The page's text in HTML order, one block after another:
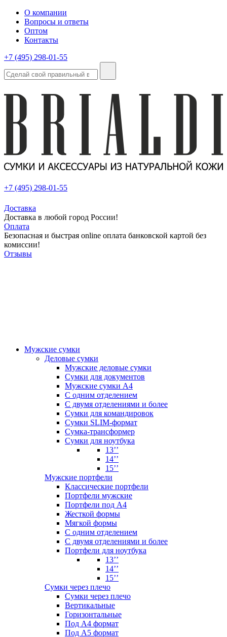
О компании
Вопросы и ответы
Оптом
Контакты
+7 (495) 298-01-55
+7 (495) 298-01-55
Доставка
Доставка в любой город России!
Оплата
Безопасная и быстрая online оплата банковской картой без
комиссии!
Отзывы
Мужские сумки
Деловые сумки
Мужские деловые сумки
Сумки для документов
Мужские сумки А4
С одним отделением
С двумя отделениями и более
Сумки для командировок
Сумки SLIM-формат
Сумка-трансформер
Сумки для ноутбука
13’’
14’’
15’’
Мужские портфели
Классические портфели
Портфели мужские
Портфели под А4
Жесткой формы
Мягкой формы
С одним отделением
С двумя отделениями и более
Портфели для ноутбука
13’’
14’’
15’’
Сумки через плечо
Сумки через плечо
Вертикальные
Горизонтальные
Под А4 формат
Под А5 формат